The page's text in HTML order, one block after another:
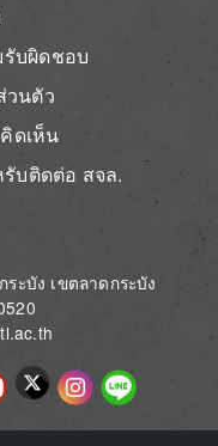
บผิดชอบ
วนตัว
ดเห็น
บติดต่อ สจล.
ะบัง เขตลาดกระบัง
ImageImageImage